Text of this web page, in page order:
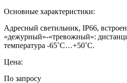
Основные характеристики:
Адресный светильник, IP66,
«дежурный»-«тревожный»:
температура -65˚С…+50˚С.
Цена:
По запросу